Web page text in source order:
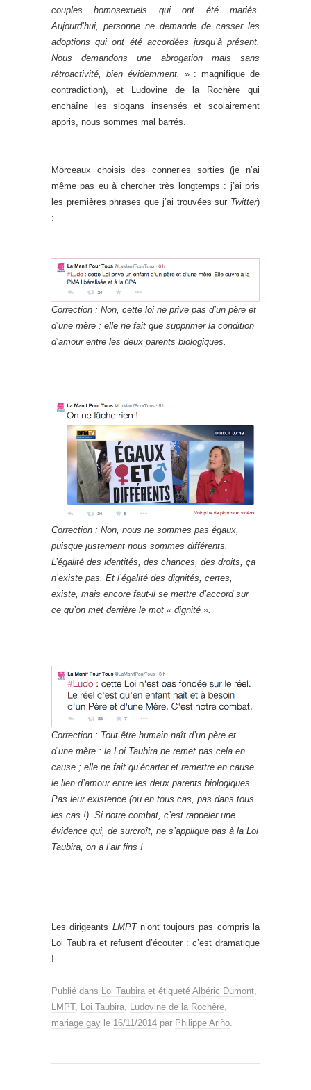
couples homosexuels qui ont été mariés.
Aujourd’hui, personne ne demande de casser les
adoptions qui ont été accordées jusqu’à présent.
Nous demandons une abrogation mais sans
rétroactivité, bien évidemment. » : magnifique de
contradiction), et Ludovine de la Rochère qui
enchaîne les slogans insensés et scolairement
appris, nous sommes mal barrés.
Morceaux choisis des conneries sorties (je n’ai
même pas eu à chercher très longtemps : j’ai pris
les premières phrases que j’ai trouvées sur Twitter)
:
Correction : Non, cette loi ne prive pas d’un père et
d’une mère : elle ne fait que supprimer la condition
d’amour entre les deux parents biologiques.
Correction : Non, nous ne sommes pas égaux,
puisque justement nous sommes différents.
L’égalité des identités, des chances, des droits, ça
n’existe pas. Et l’égalité des dignités, certes,
existe, mais encore faut-il se mettre d’accord sur
ce qu’on met derrière le mot « dignité ».
Correction : Tout être humain naît d’un père et
d’une mère : la Loi Taubira ne remet pas cela en
cause ; elle ne fait qu’écarter et remettre en cause
le lien d’amour entre les deux parents biologiques.
Pas leur existence (ou en tous cas, pas dans tous
les cas !). Si notre combat, c’est rappeler une
évidence qui, de surcroît, ne s’applique pas à la Loi
Taubira , on a l’air fins !
Les dirigeants LMPTn’ont toujours pas compris la
Loi Taubira et refusent d’écouter : c’est dramatique
!
Publié dans Loi Taubira et étiqueté Albéric Dumont
LMPT, Loi Taubira Ludovine de la Rochère
mariage gay le 16/11/2014 par Philippe Ariño